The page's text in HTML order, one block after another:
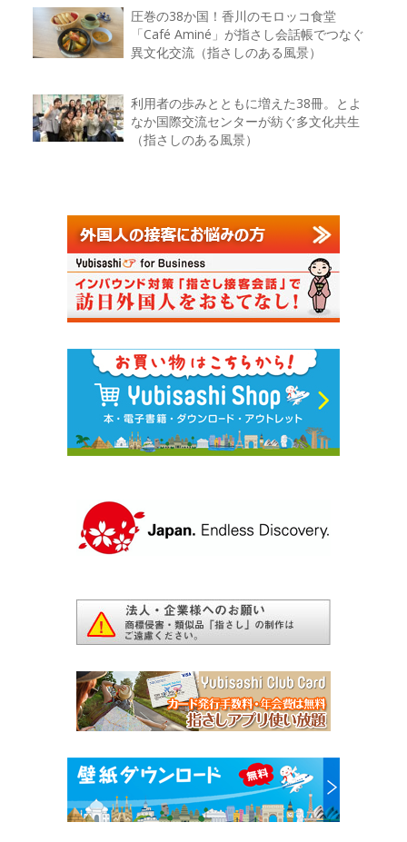
圧巻の38か国！香川のモロッコ食堂
「Café Aminé」が指さし会話帳でつなぐ
異文化交流（指さしのある風景）
利用者の歩みとともに増えた38冊。とよ
なか国際交流センターが紡ぐ多文化共生
（指さしのある風景）